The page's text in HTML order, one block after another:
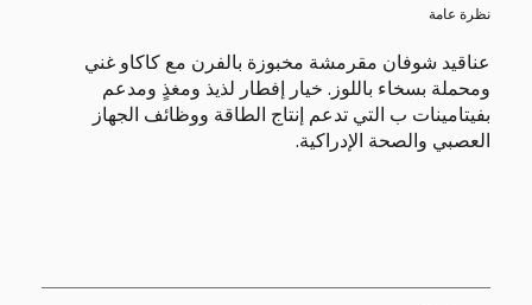
نظرة عامة
عناقيد شوفان مقرمشة مخبوزة بالفرن مع كاكاو غني
ومحملة بسخاء باللوز. خيار إفطار لذيذ ومغذٍ ومدعم
بفيتامينات ب التي تدعم إنتاج الطاقة ووظائف الجهاز
العصبي والصحة الإدراكية.